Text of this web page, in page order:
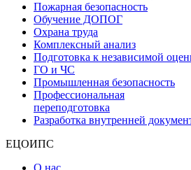
Пожарная безопасность
Обучение ДОПОГ
Охрана труда
Комплексный анализ
Подготовка к независимой
ГО и ЧС
Промышленная безопасность
Профессиональная
переподготовка
Разработка внутренней
ЕЦОИПС